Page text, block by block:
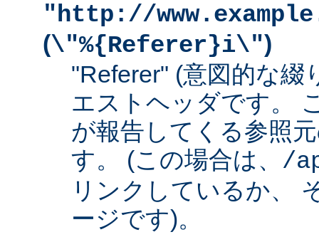
"http://
(\"%{Referer}i\")
"Referer" (意図的な綴
エストヘッダです。
が報告してくる参照
す。 (この場合は、 /
リンクしているか、
ージです)。